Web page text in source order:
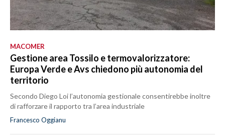
MACOMER
Gestione area Tossilo e termovalorizzatore:
Europa Verde e Avs chiedono più autonomia del
territorio
Secondo Diego Loi l’autonomia gestionale consentirebbe inoltre
di rafforzare il rapporto tra l’area industriale
Francesco Oggianu